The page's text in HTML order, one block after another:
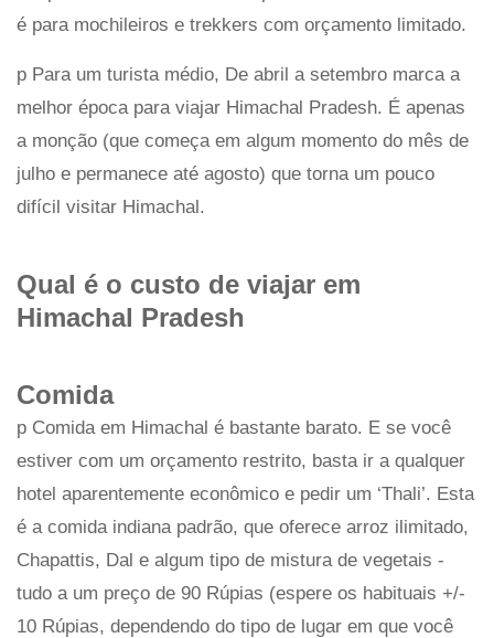
é para mochileiros e trekkers com orçamento limitado.
p Para um turista médio, De abril a setembro marca a
melhor época para viajar Himachal Pradesh. É apenas
a monção (que começa em algum momento do mês de
julho e permanece até agosto) que torna um pouco
difícil visitar Himachal.
Qual é o custo de viajar em
Himachal Pradesh
Comida
p Comida em Himachal é bastante barato. E se você
estiver com um orçamento restrito, basta ir a qualquer
hotel aparentemente econômico e pedir um ‘Thali’. Esta
é a comida indiana padrão, que oferece arroz ilimitado,
Chapattis, Dal e algum tipo de mistura de vegetais -
tudo a um preço de 90 Rúpias (espere os habituais +/-
10 Rúpias, dependendo do tipo de lugar em que você